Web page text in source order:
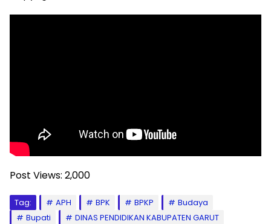
Post Views: 2,000
Tag: APH BPK BPKP
Budaya
Bupati
DINAS PENDIDIKAN KABUPATEN GARUT